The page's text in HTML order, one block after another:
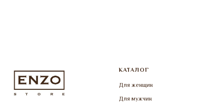
КАТАЛОГ
Для женщин
Для мужчин